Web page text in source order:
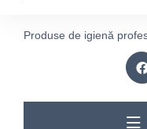
Produse de igienă